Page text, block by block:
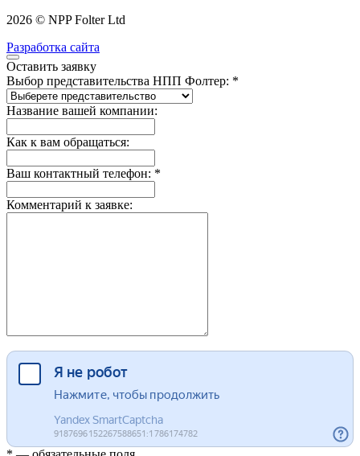
2026 © NPP Folter Ltd
Разработка сайта
Оставить заявку
Выбор представительства НПП Фолтер: *
Название вашей компании:
Как к вам обращаться:
Ваш контактный телефон: *
Комментарий к заявке: